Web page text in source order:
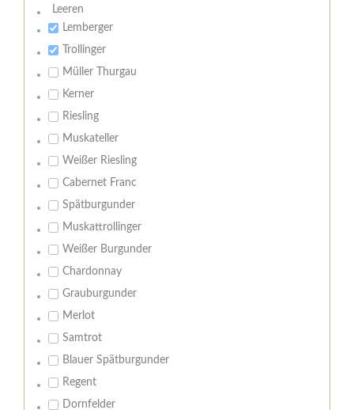
Leeren
Lemberger
Trollinger
Müller Thurgau
Kerner
Riesling
Muskateller
Weißer Riesling
Cabernet Franc
Spätburgunder
Muskattrollinger
Weißer Burgunder
Chardonnay
Grauburgunder
Merlot
Samtrot
Blauer Spätburgunder
Regent
Dornfelder